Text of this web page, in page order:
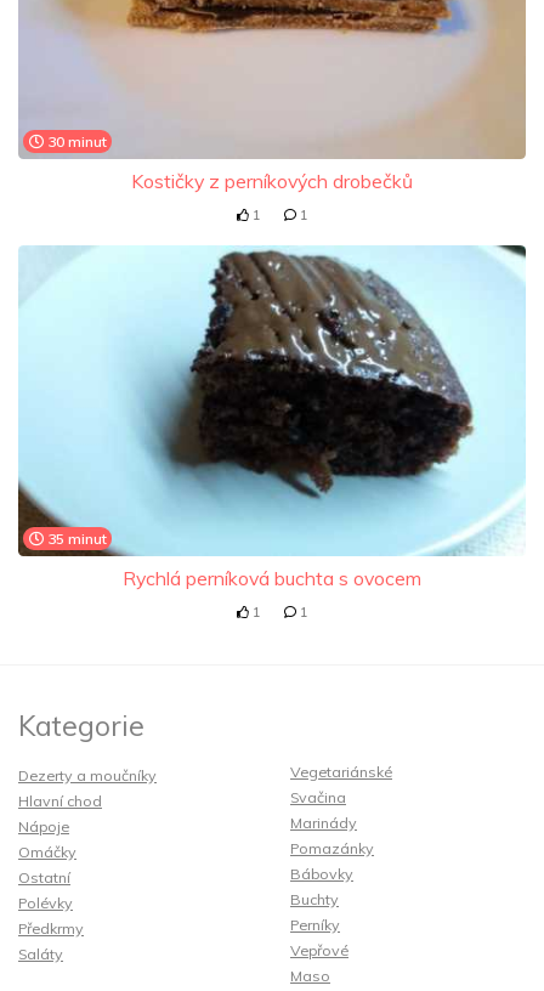
30 minut
Kostičky z perníkových drobečků
1 1
35 minut
Rychlá perníková buchta s ovocem
1 1
Kategorie
Dezerty a moučníky
Hlavní chod
Nápoje
Omáčky
Ostatní
Polévky
Předkrmy
Saláty
Vegetariánské
Svačina
Marinády
Pomazánky
Bábovky
Buchty
Perníky
Vepřové
Maso